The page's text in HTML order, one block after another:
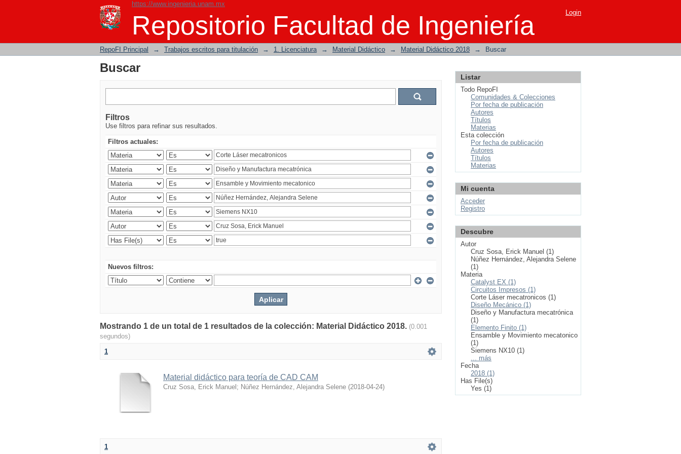
https://www.ingenieria.unam.mx
Repositorio Facultad de Ingeniería
Buscar Login
RepoFI Principal → Trabajos escritos para titulación → 1. Licenciatura → Material Didáctico → Material Didáctico 2018 → Buscar
Buscar
Filtros
Use filtros para refinar sus resultados.
Filtros actuales:
Nuevos filtros:
Mostrando 1 de un total de 1 resultados de la colección: Material Didáctico 2018. (0.001
segundos)
1
Material didáctico para teoría de CAD CAM
Cruz Sosa, Erick Manuel ; Núñez Hernández, Alejandra Selene (2018-04-24)
1
Listar
Todo RepoFI
Comunidades & Colecciones
Por fecha de publicación
Autores
Títulos
Materias
Esta colección
Por fecha de publicación
Autores
Títulos
Materias
Mi cuenta
Acceder
Registro
Descubre
Autor
Cruz Sosa, Erick Manuel (1)
Núñez Hernández, Alejandra Selene
(1)
Materia
Catalyst EX (1)
Circuitos Impresos (1)
Corte Láser mecatronicos (1)
Diseño Mecánico (1)
Diseño y Manufactura mecatrónica
(1)
Elemento Finito (1)
Ensamble y Movimiento mecatonico
(1)
Siemens NX10 (1)
... más
Fecha
2018 (1)
Has File(s)
Yes (1)